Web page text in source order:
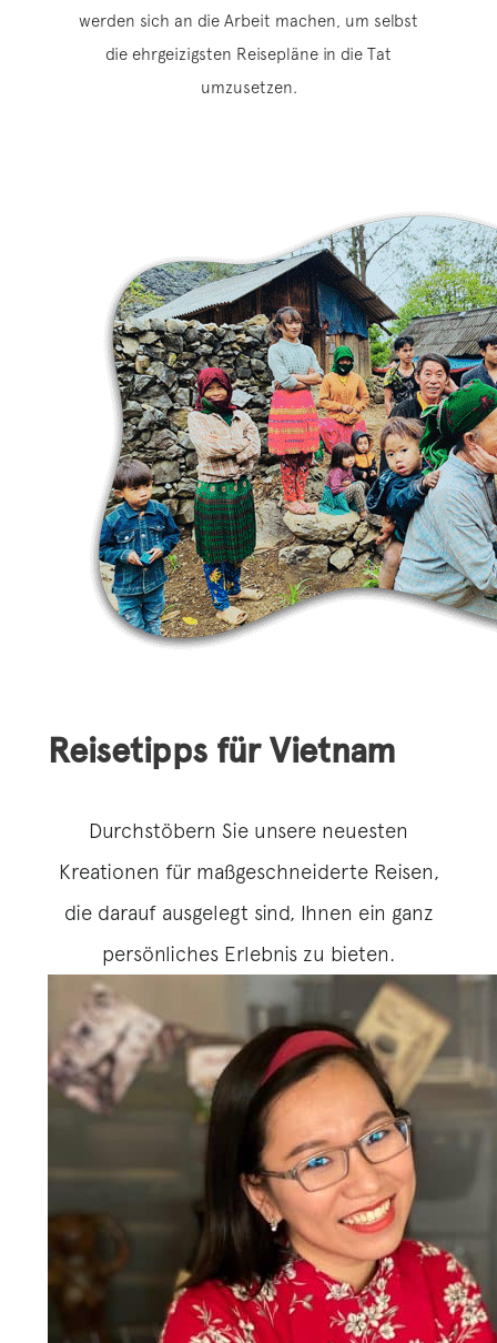
werden sich an die Arbeit machen, um selbst
die ehrgeizigsten Reisepläne in die Tat
umzusetzen.
Reisetipps für Vietnam
Durchstöbern Sie unsere neuesten
Kreationen für maßgeschneiderte Reisen,
die darauf ausgelegt sind, Ihnen ein ganz
persönliches Erlebnis zu bieten.